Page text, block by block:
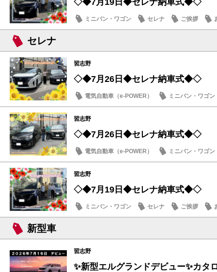
ミニバン・ワゴン セレナ ご挨拶
セレナ
習志野
◇◆7月26日◆セレナ納車式◆◇
電気自動車（e-POWER）
ミニバン・ワゴン
納車式
習志野
◇◆7月26日◆セレナ納車式◆◇
電気自動車（e-POWER）
ミニバン・ワゴン
納車式
習志野
◇◆7月19日◆セレナ納車式◆◇
ミニバン・ワゴン セレナ ご挨拶
新型車
習志野
✨新型エルグランドデビュー✨カタ